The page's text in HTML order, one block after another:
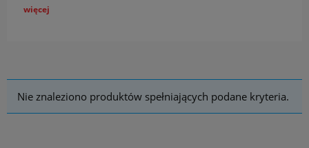
więcej
Nie znaleziono produktów spełniających podane kryteria.